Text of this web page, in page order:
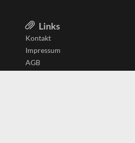
Links
Kontakt
Impressum
AGB